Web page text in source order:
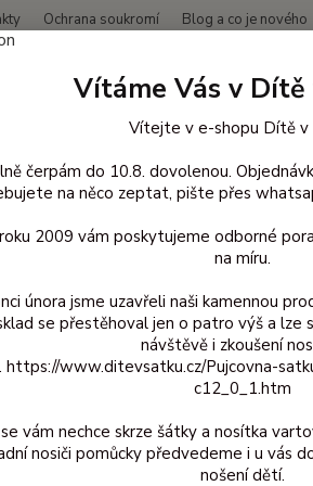
Ochrana soukromí Blog a co je nového
vodě, na plavání a kloboučky Popolini
Kč Od
Akce
Vítáme Vás v Dítě
Vítejte v e-shopu Dítě v
čerpám do 10.8. dovolenou.
na něco zeptat, pište přes
2009 vám poskytujeme odborné
na míru.
února jsme uzavřeli naši kamennou
se přestěhoval jen o patro výš a lze
návštěvě i zkoušení
https://www.ditevsatku.cz/Pujcovna-
c12_0_1.htm
vám nechce skrze šátky a nosítka
nosiči pomůcky předvedeme i u vás
nošení dětí.